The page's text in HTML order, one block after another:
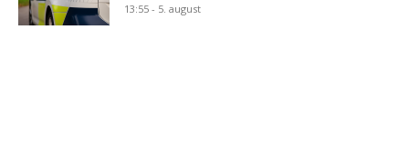
13:55 - 5. august